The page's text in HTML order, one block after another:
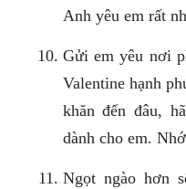
Anh yêu em rất
Gửi em yêu nơi
Valentine hạnh
khăn đến đâu,
dành cho em.
Ngọt ngào hơn